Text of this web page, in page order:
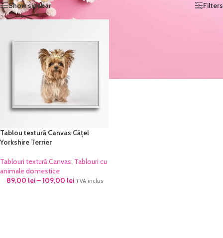
Show sidebar
Filters
Tablou textură Canvas Cățel
Yorkshire Terrier
Tablouri textură Canvas, Tablouri cu
animale domestice
89,00 lei–109,00 lei TVA inclus